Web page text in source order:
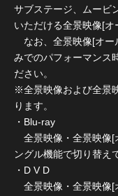
サブステージ、ムービ
いただける全景映像[オ
なお、全景映像[オー
みでのパフォーマンス
ださい。
※全景映像および全景
ります。
・Blu-ray
全景映像・全景映像[
ングル機能で切り替え
・D V D
全景映像・全景映像[